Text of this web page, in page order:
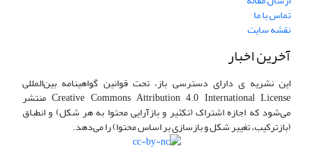
تماس با ما
نقشه سایت
آخرین اخبار
این نشریه ی دارای دسترسی باز، تحت قوانین گواهینامه بین‌المللی
Creative Commons Attribution 4.0 International License منتشر
می‌شود که اجازه اشتراک (تکثیر و بازآرایی محتوا به هر شکل) و انطباق
(بازترکیب، تغییر شکل و بازسازی بر اساس محتوا) را می‌دهد.